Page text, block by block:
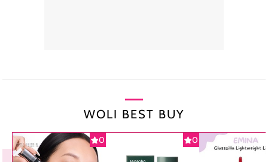
WOLI BEST BUY
0 0